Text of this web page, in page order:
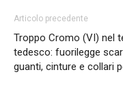
Articolo precedente
Troppo Cromo (VI) nel
tedesco: fuorilegge
guanti, cinture e collari